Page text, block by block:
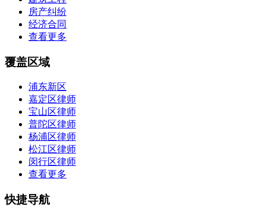
房产纠纷
经济合同
查看更多
覆盖区域
浦东新区
嘉定区律师
宝山区律师
普陀区律师
杨浦区律师
松江区律师
闵行区律师
查看更多
快捷导航